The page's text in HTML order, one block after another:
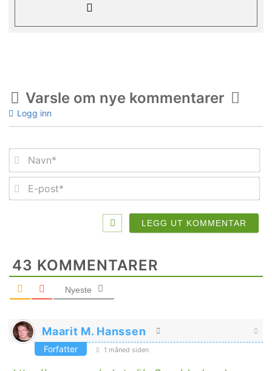
Varsle om nye kommentarer
Logg inn
E-
43 KOMMENTARER
Nyeste
Maarit M. Hanssen
Forfatter 1 måned siden